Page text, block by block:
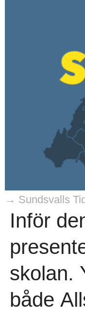
→ Sundsvalls
Inför
skolan.
både